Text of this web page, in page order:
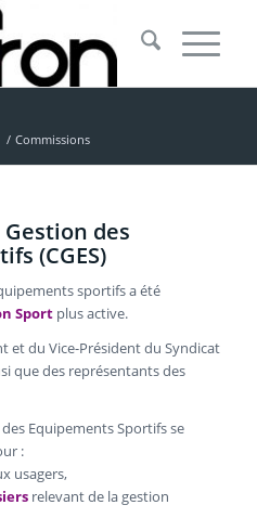
/ Commissions
des
(CGES)
sportifs a été
Sport plus active.
et du Vice-Président du Syndicat
que des représentants des
Equipements Sportifs se
:
usagers,
relevant de la gestion